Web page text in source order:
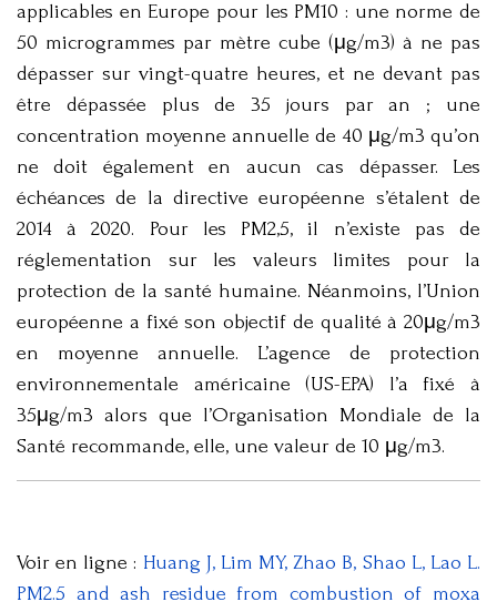
applicables en Europe pour les PM10 : une norme de
50 microgrammes par mètre cube (μg/m3) à ne pas
dépasser sur vingt-quatre heures, et ne devant pas
être dépassée plus de 35 jours par an ; une
concentration moyenne annuelle de 40 μg/m3 qu’on
ne doit également en aucun cas dépasser. Les
échéances de la directive européenne s’étalent de
2014 à 2020. Pour les PM2,5, il n’existe pas de
réglementation sur les valeurs limites pour la
protection de la santé humaine. Néanmoins, l’Union
européenne a fixé son objectif de qualité à 20μg/m3
en moyenne annuelle. L’agence de protection
environnementale américaine (US-EPA) l’a fixé à
35μg/m3 alors que l’Organisation Mondiale de la
Santé recommande, elle, une valeur de 10 μg/m3.
Voir en ligne : Huang J, Lim MY, Zhao B, Shao L, Lao L.
PM2.5 and ash residue from combustion of moxa